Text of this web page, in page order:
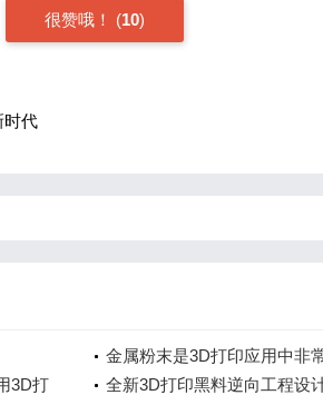
很赞哦！ (10)
时代
金属粉末是3D打印应用中非
3D打
全新3D打印黑料逆向工程设